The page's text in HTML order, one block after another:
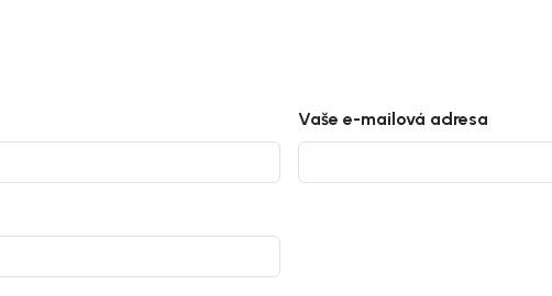
Vaše e-mailová adresa